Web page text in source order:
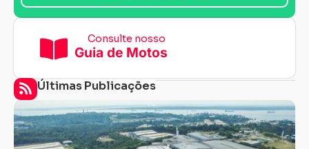
Consulte nosso
Guia de Motos
Últimas Publicações